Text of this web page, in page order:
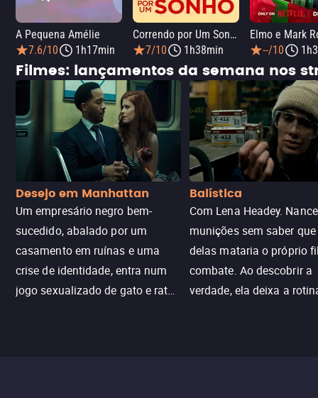
A Pequena Amélie
7.6/10
1h17min
Correndo por Um Sonho
7/10
1h38min --/10
Filmes: lançamentos da semana nos
Desejo em Manhattan
Um empresário negro bem-
sucedido, abalado por um
casamento em ruínas e uma
crise de identidade, entra num
jogo sexualizado de gato e rato
Balística
Com Lena Headey.
munições sem saber
delas mataria o próprio
combate. Ao descobrir a
verdade, ela deixa a